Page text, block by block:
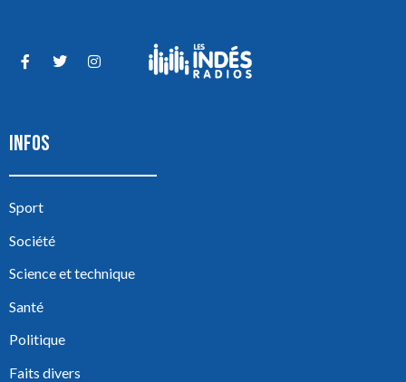
INFOS
Sport
Société
Science et technique
Santé
Politique
Faits divers